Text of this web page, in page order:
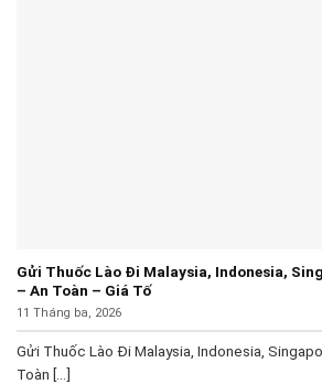
Gửi Thuốc Lào Đi Malaysia, Indonesia,
– An Toàn – Giá Tố
11 Tháng ba, 2026
Gửi Thuốc Lào Đi Malaysia, Indonesia,
Toàn [...]